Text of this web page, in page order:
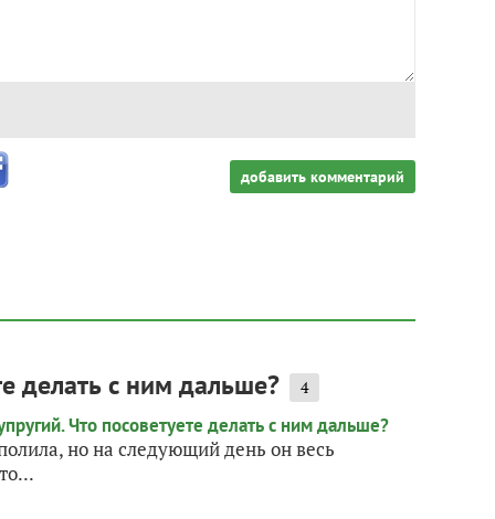
добавить комментарий
делать с ним дальше? 4
но на следующий день он весь